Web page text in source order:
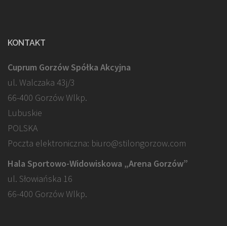
KONTAKT
Cuprum Gorzów Spółka Akcyjna
ul. Walczaka 43j/3
66-400 Gorzów Wlkp.
Lubuskie
POLSKA
Poczta elektroniczna: biuro@stilongorzow.com
Hala Sportowo-Widowiskowa „Arena Gorzów”
ul. Słowiańska 16
66-400 Gorzów Wlkp.